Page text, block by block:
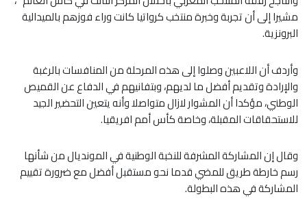
مشيرا إلى أن تجربة وخبرة منتخب كرواتيا كانت وراء فوزهم بالميدالية
البرونزية.
وأردف أن اللاعبين وصلوا إلى هذه المرحلة من المنافسات بالرغبة
والإرادة وتقديم أفضل ما لديهم، وبتفانيهم في الدفاع عن القميص
الوطني، مؤكدا أن المشوار لازال متواصلا وأنه يتعين التحضير الجيد
للاستحقاقات المقبلة، وخاصة كأس أمم افريقيا.
وقال إن المشاركة المشرفة للنخبة الوطنية في المونديال من شأنها
رسم خارطة طريق للمضي قدما نحو مستقبل أفضل مع ضرورة تقييم
المشاركة في هذه البطولة.